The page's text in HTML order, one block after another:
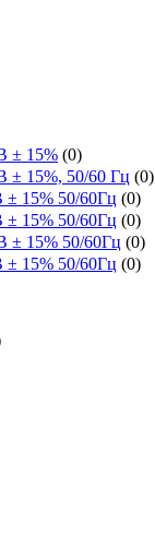
± 15% (0)
± 15%, 50/60 Гц (0)
± 15% 50/60Гц (0)
± 15% 50/60Гц (0)
± 15% 50/60Гц (0)
± 15% 50/60Гц (0)